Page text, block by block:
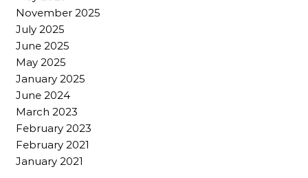
November 2025
July 2025
June 2025
May 2025
January 2025
June 2024
March 2023
February 2023
February 2021
January 2021